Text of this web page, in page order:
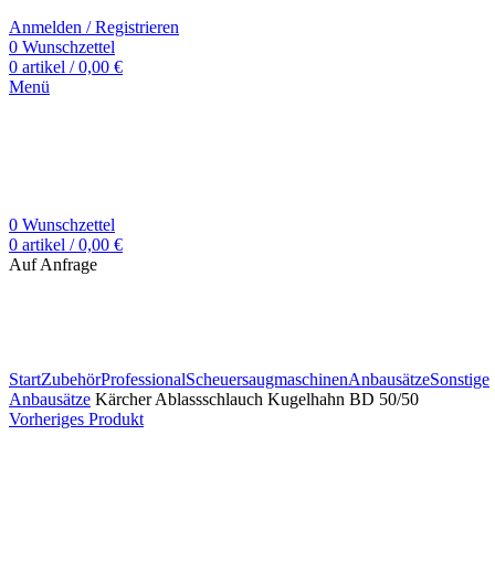
Anmelden / Registrieren
0 Wunschzettel
0 artikel / 0,00 €
Menü
0 Wunschzettel
0 artikel / 0,00 €
Auf Anfrage
StartZubehörProfessionalScheuersaugmaschinenAnbausätzeSonstige
Anbausätze Kärcher Ablassschlauch Kugelhahn BD 50/50
Vorheriges Produkt